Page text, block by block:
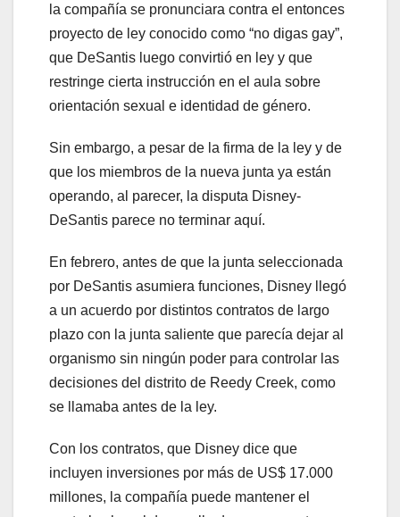
la compañía se pronunciara contra el entonces
proyecto de ley conocido como “no digas gay”,
que DeSantis luego convirtió en ley y que
restringe cierta instrucción en el aula sobre
orientación sexual e identidad de género.
Sin embargo, a pesar de la firma de la ley y de
que los miembros de la nueva junta ya están
operando, al parecer, la disputa Disney-
DeSantis parece no terminar aquí.
En febrero, antes de que la junta seleccionada
por DeSantis asumiera funciones, Disney llegó
a un acuerdo por distintos contratos de largo
plazo con la junta saliente que parecía dejar al
organismo sin ningún poder para controlar las
decisiones del distrito de Reedy Creek, como
se llamaba antes de la ley.
Con los contratos, que Disney dice que
incluyen inversiones por más de US$ 17.000
millones, la compañía puede mantener el